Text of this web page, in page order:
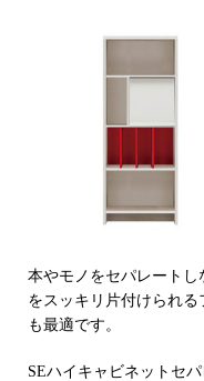
本やモノをセパレート
をスッキリ片付けられ
も最適です。
SEハイキャビネットセ